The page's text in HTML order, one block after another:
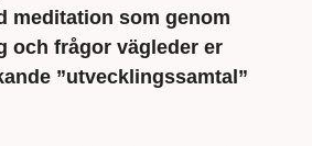
meditation som genom
och frågor vägleder er
”utvecklingssamtal”